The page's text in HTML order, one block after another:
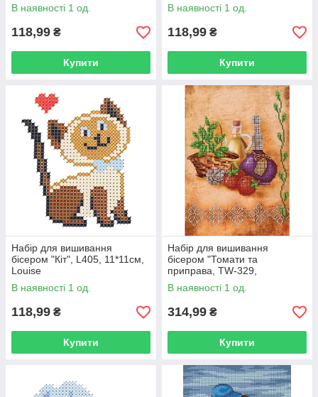
В наявності 1 од.
118,99 ₴
Купити
В наявності 1 од.
118,99 ₴
Купити
Набір для вишивання
бісером "Кіт", L405, 11*11см,
Louise
В наявності 1 од.
118,99 ₴
Купити
Набір для вишивання
бісером "Томати та
приправа, ТW-329,
21*29.7см, Art Millennium
В наявності 1 од.
314,99 ₴
Купити